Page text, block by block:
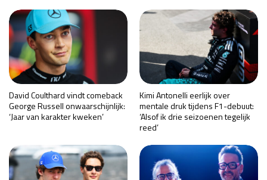
David Coulthard vindt comeback
George Russell onwaarschijnlijk:
‘Jaar van karakter kweken’
Kimi Antonelli eerlijk over
mentale druk tijdens F1-debuut:
‘Alsof ik drie seizoenen tegelijk
reed’